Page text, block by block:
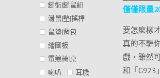
僅僅限量
要怎麼樣
真的不騙
戲，雖然
和「G923
鍵盤|鍵鼠組
滑鼠|墊|搖桿
鼠墊|背包
繪圖板
電競椅|桌
喇叭
耳機